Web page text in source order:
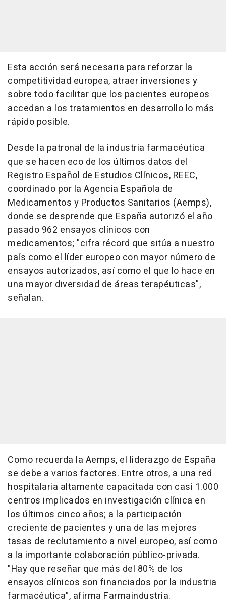
Esta acción será necesaria para reforzar la
competitividad europea, atraer inversiones y
sobre todo facilitar que los pacientes europeos
accedan a los tratamientos en desarrollo lo más
rápido posible.
Desde la patronal de la industria farmacéutica
que se hacen eco de los últimos datos del
Registro Español de Estudios Clínicos, REEC,
coordinado por la Agencia Española de
Medicamentos y Productos Sanitarios (Aemps),
donde se desprende que España autorizó el año
pasado 962 ensayos clínicos con
medicamentos; "cifra récord que sitúa a nuestro
país como el líder europeo con mayor número de
ensayos autorizados, así como el que lo hace en
una mayor diversidad de áreas terapéuticas",
señalan.
Como recuerda la Aemps, el liderazgo de España
se debe a varios factores. Entre otros, a una red
hospitalaria altamente capacitada con casi 1.000
centros implicados en investigación clínica en
los últimos cinco años; a la participación
creciente de pacientes y una de las mejores
tasas de reclutamiento a nivel europeo, así como
a la importante colaboración público-privada.
"Hay que reseñar que más del 80% de los
ensayos clínicos son financiados por la industria
farmacéutica", afirma Farmaindustria.